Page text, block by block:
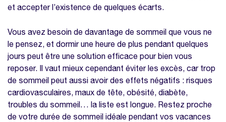
et accepter l’existence de quelques écarts.
Vous avez besoin de davantage de sommeil que vous ne
le pensez, et dormir une heure de plus pendant quelques
jours peut être une solution efficace pour bien vous
reposer. Il vaut mieux cependant éviter les excès, car trop
de sommeil peut aussi avoir des effets négatifs : risques
cardiovasculaires, maux de tête, obésité, diabète,
troubles du sommeil… la liste est longue. Restez proche
de votre durée de sommeil idéale pendant vos vacances